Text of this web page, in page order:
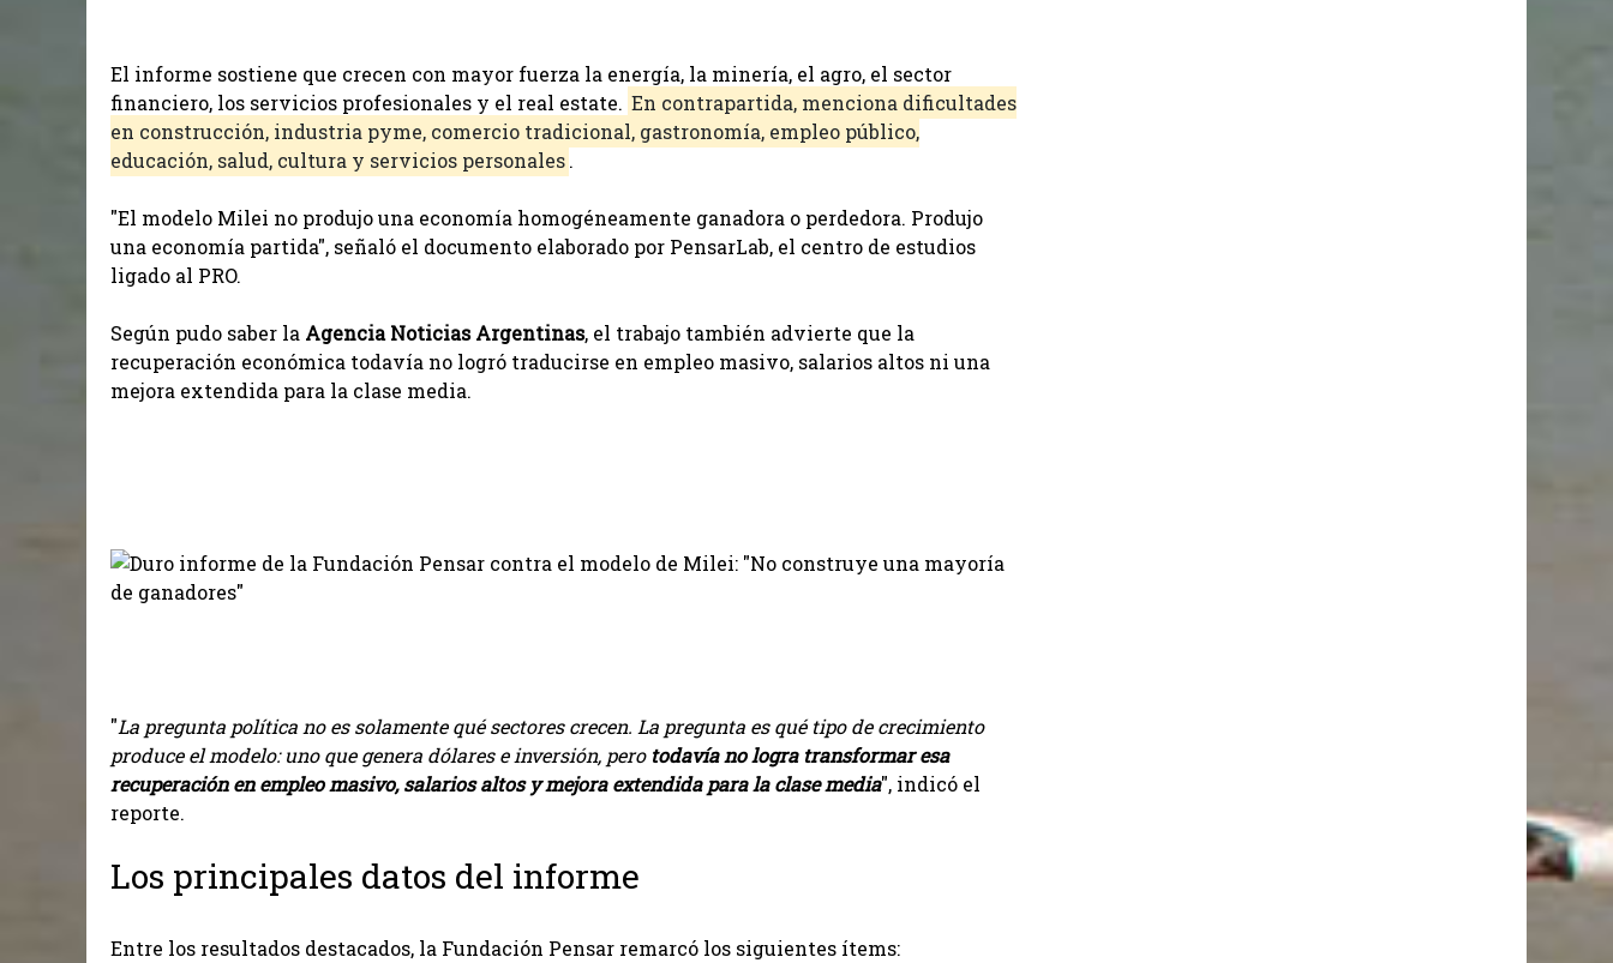
El informe sostiene que crecen con mayor fuerza la energía, la minería, el agro, el sector
financiero, los servicios profesionales y el real estate. En contrapartida, menciona dificultades
en construcción, industria pyme, comercio tradicional, gastronomía, empleo público,
educación, salud, cultura y servicios personales.
"El modelo Milei no produjo una economía homogéneamente ganadora o perdedora. Produjo
una economía partida", señaló el documento elaborado por PensarLab, el centro de estudios
ligado al PRO.
Según pudo saber la Agencia Noticias Argentinas, el trabajo también advierte que la
recuperación económica todavía no logró traducirse en empleo masivo, salarios altos ni una
mejora extendida para la clase media.
"La pregunta política no es solamente qué sectores crecen. La pregunta es qué tipo de crecimiento
produce el modelo: uno que genera dólares e inversión, pero todavía no logra transformar esa
recuperación en empleo masivo, salarios altos y mejora extendida para la clase media", indicó el
reporte.
Los principales datos del informe
Entre los resultados destacados, la Fundación Pensar remarcó los siguientes ítems: